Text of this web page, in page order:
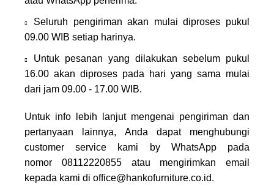
Seluruh pengiriman akan mulai diproses pukul
09.00 WIB setiap harinya.
Untuk pesanan yang dilakukan sebelum pukul
16.00 akan diproses pada hari yang sama mulai
dari jam 09.00 - 17.00 WIB.
Untuk info lebih lanjut mengenai pengiriman dan
pertanyaan lainnya, Anda dapat menghubungi
customer service kami by WhatsApp pada
nomor 08112220855 atau mengirimkan email
kepada kami di office@hankofurniture.co.id.